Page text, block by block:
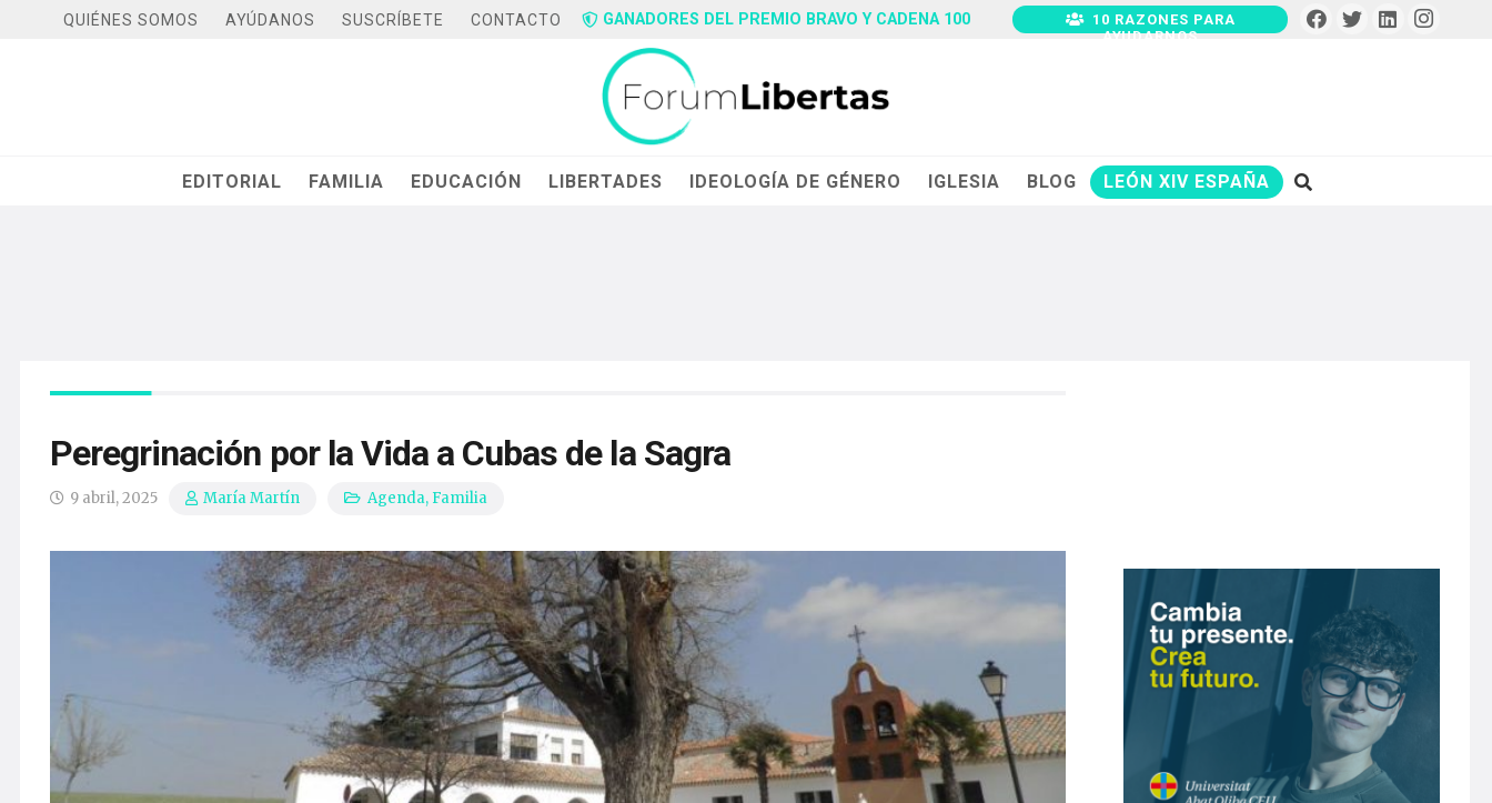
QUIÉNES SOMOS AYÚDANOS SUSCRÍBETE CONTACTO GANADORES DEL PREMIO BRAVO Y CADENA 100
10 RAZONES PARA
AYUDARNOS
EDITORIAL FAMILIA EDUCACIÓN LIBERTADES IDEOLOGÍA DE GÉNERO IGLESIA BLOG LEÓN XIV ESPAÑA
Peregrinación por la Vida a Cubas de la Sagra
9 abril, 2025 María Martín Agenda, Familia